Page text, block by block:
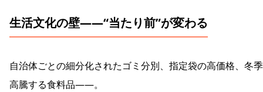
生活文化の壁――“当たり前”が変わる
自治体ごとの細分化されたゴミ分別、指定袋の高価格、冬
高騰する食料品―—。